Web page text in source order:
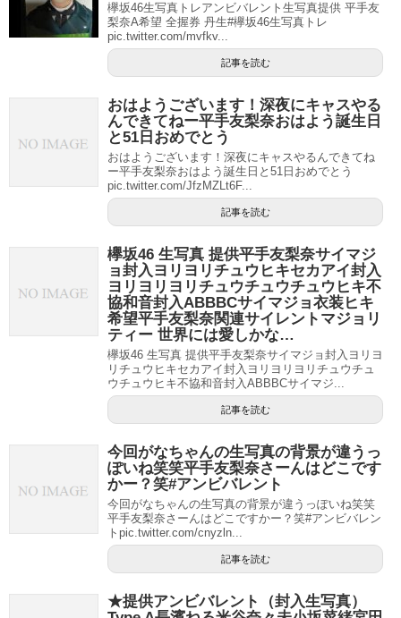
欅坂46生写真トレアンビバレント生写真提供 平手友
梨奈A希望 全握券 丹生#欅坂46生写真トレ
pic.twitter.com/mvfkv...
記事を読む
おはようございます！深夜にキャスやる
んできてねー平手友梨奈おはよう誕生日
と51日おめでとう
おはようございます！深夜にキャスやるんできてね
ー平手友梨奈おはよう誕生日と51日おめでとう
pic.twitter.com/JfzMZLt6F...
記事を読む
欅坂46 生写真 提供平手友梨奈サイマジ
ョ封入ヨリヨリチュウヒキセカアイ封入
ヨリヨリヨリチュウチュウチュウヒキ不
協和音封入ABBBCサイマジョ衣装ヒキ
希望平手友梨奈関連サイレントマジョリ
ティー 世界には愛しかな…
欅坂46 生写真 提供平手友梨奈サイマジョ封入ヨリヨ
リチュウヒキセカアイ封入ヨリヨリヨリチュウチュ
ウチュウヒキ不協和音封入ABBBCサイマジ...
記事を読む
今回がなちゃんの生写真の背景が違うっ
ぽいね笑笑平手友梨奈さーんはどこです
かー？笑#アンビバレント
今回がなちゃんの生写真の背景が違うっぽいね笑笑
平手友梨奈さーんはどこですかー？笑#アンビバレン
トpic.twitter.com/cnyzln...
記事を読む
★提供アンビバレント（封入生写真）